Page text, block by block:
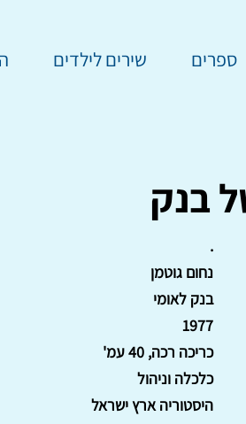
ספרים שירים לילדים
בנק
.
נחום גוטמן
בנק לאומי
1977
כריכה רכה, 40 עמ'
כלכלה וניהול
היסטוריה ארץ ישראל